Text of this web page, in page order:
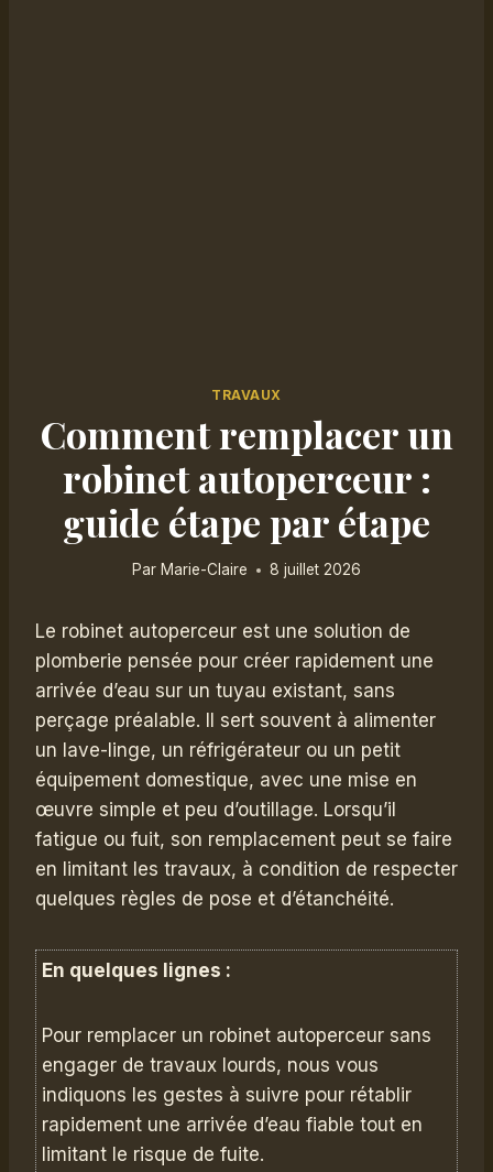
TRAVAUX
Comment remplacer un
robinet autoperceur :
guide étape par étape
Par Marie-Claire 8 juillet 2026
Le robinet autoperceur est une solution de
plomberie pensée pour créer rapidement une
arrivée d’eau sur un tuyau existant, sans
perçage préalable. Il sert souvent à alimenter
un lave-linge, un réfrigérateur ou un petit
équipement domestique, avec une mise en
œuvre simple et peu d’outillage. Lorsqu’il
fatigue ou fuit, son remplacement peut se faire
en limitant les travaux, à condition de respecter
quelques règles de pose et d’étanchéité.
En quelques lignes :
Pour remplacer un robinet autoperceur sans
engager de travaux lourds, nous vous
indiquons les gestes à suivre pour rétablir
rapidement une arrivée d’eau fiable tout en
limitant le risque de fuite.